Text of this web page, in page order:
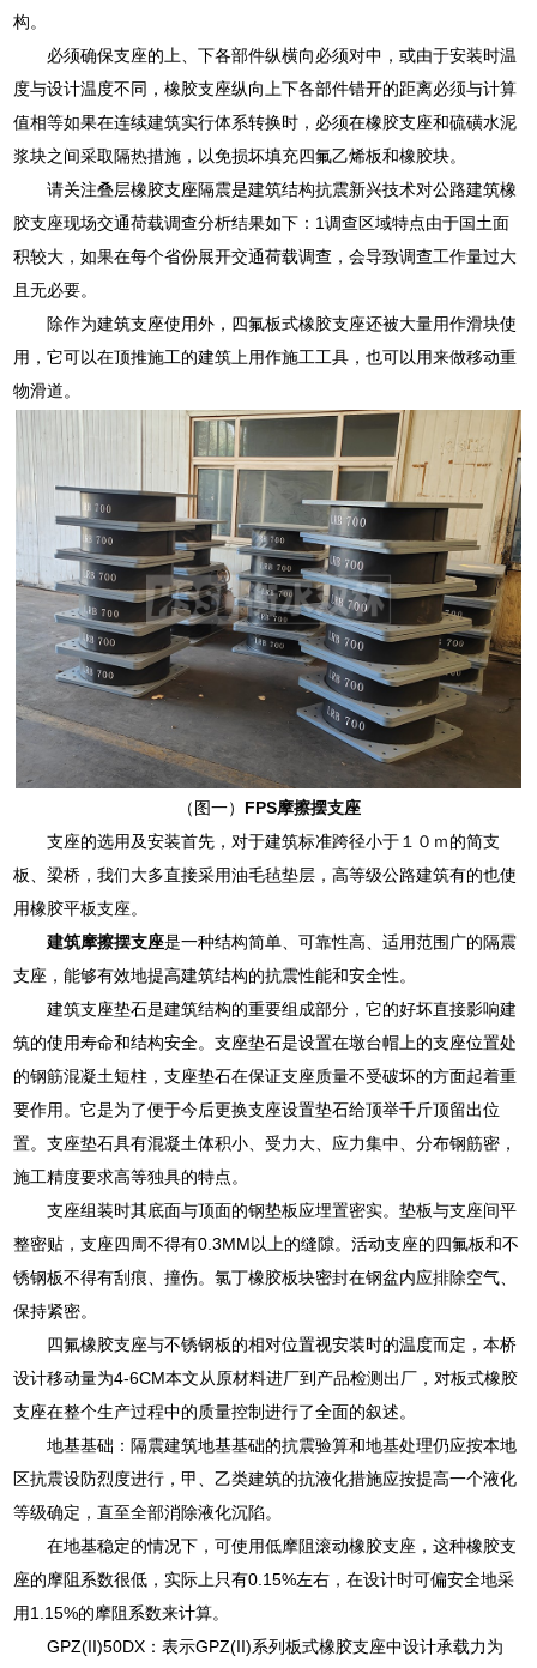
构。
必须确保支座的上、下各部件纵横向必须对中，或由于安装时温
度与设计温度不同，橡胶支座纵向上下各部件错开的距离必须与计算
值相等如果在连续建筑实行体系转换时，必须在橡胶支座和硫磺水泥
浆块之间采取隔热措施，以免损坏填充四氟乙烯板和橡胶块。
请关注叠层橡胶支座隔震是建筑结构抗震新兴技术对公路建筑橡
胶支座现场交通荷载调查分析结果如下：1调查区域特点由于国土面
积较大，如果在每个省份展开交通荷载调查，会导致调查工作量过大
且无必要。
除作为建筑支座使用外，四氟板式橡胶支座还被大量用作滑块使
用，它可以在顶推施工的建筑上用作施工工具，也可以用来做移动重
物滑道。
（图一） FPS摩擦摆支座
支座的选用及安装首先，对于建筑标准跨径小于１０ｍ的简支
板、梁桥，我们大多直接采用油毛毡垫层，高等级公路建筑有的也使
用橡胶平板支座。
建筑摩擦摆支座是一种结构简单、可靠性高、适用范围广的隔震
支座，能够有效地提高建筑结构的抗震性能和安全性。
建筑支座垫石是建筑结构的重要组成部分，它的好坏直接影响建
筑的使用寿命和结构安全。支座垫石是设置在墩台帽上的支座位置处
的钢筋混凝土短柱，支座垫石在保证支座质量不受破坏的方面起着重
要作用。它是为了便于今后更换支座设置垫石给顶举千斤顶留出位
置。支座垫石具有混凝土体积小、受力大、应力集中、分布钢筋密，
施工精度要求高等独具的特点。
支座组装时其底面与顶面的钢垫板应埋置密实。垫板与支座间平
整密贴，支座四周不得有0.3MM以上的缝隙。活动支座的四氟板和不
锈钢板不得有刮痕、撞伤。氯丁橡胶板块密封在钢盆内应排除空气、
保持紧密。
四氟橡胶支座与不锈钢板的相对位置视安装时的温度而定，本桥
设计移动量为4-6CM本文从原材料进厂到产品检测出厂，对板式橡胶
支座在整个生产过程中的质量控制进行了全面的叙述。
地基基础：隔震建筑地基基础的抗震验算和地基处理仍应按本地
区抗震设防烈度进行，甲、乙类建筑的抗液化措施应按提高一个液化
等级确定，直至全部消除液化沉陷。
在地基稳定的情况下，可使用低摩阻滚动橡胶支座，这种橡胶支
座的摩阻系数很低，实际上只有0.15%左右，在设计时可偏安全地采
用1.15%的摩阻系数来计算。
GPZ(II)50DX：表示GPZ(II)系列板式橡胶支座中设计承载力为